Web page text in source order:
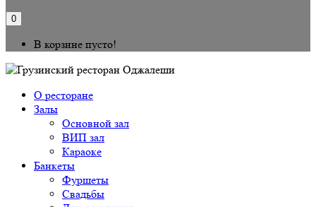
0
В корзине пусто!
О ресторане
Залы
Основной зал
ВИП зал
Караоке
Банкеты
Фуршеты
Свадьбы